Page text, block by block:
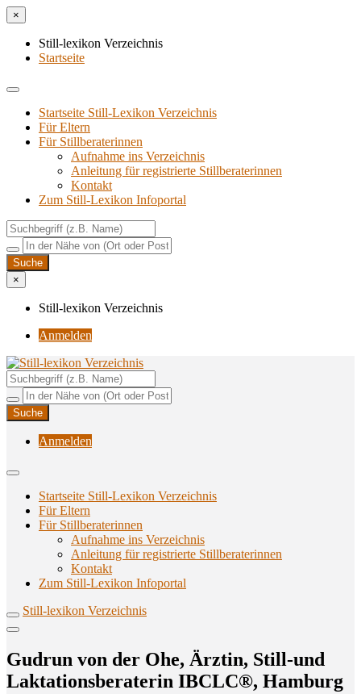
×
Still-lexikon Verzeichnis
Startseite
Startseite Still-Lexikon Verzeichnis
Für Eltern
Für Stillberaterinnen
Aufnahme ins Verzeichnis
Anlei­tung für regis­trier­te Stillberaterinnen
Kon­takt
Zum Still-Lexikon Infoportal
×
Still-lexikon Verzeichnis
Anmelden
Still-lexikon Verzeichnis
Unterstützungsangebote rund ums Stillen
Anmelden
Startseite Still-Lexikon Verzeichnis
Für Eltern
Für Stillberaterinnen
Aufnahme ins Verzeichnis
Anlei­tung für regis­trier­te Stillberaterinnen
Kon­takt
Zum Still-Lexikon Infoportal
Still-lexikon Verzeichnis
Gud­run von der Ohe, Ärz­tin, Still-und
Lak­ta­ti­ons­be­ra­te­rin IBCLC®, Hamburg